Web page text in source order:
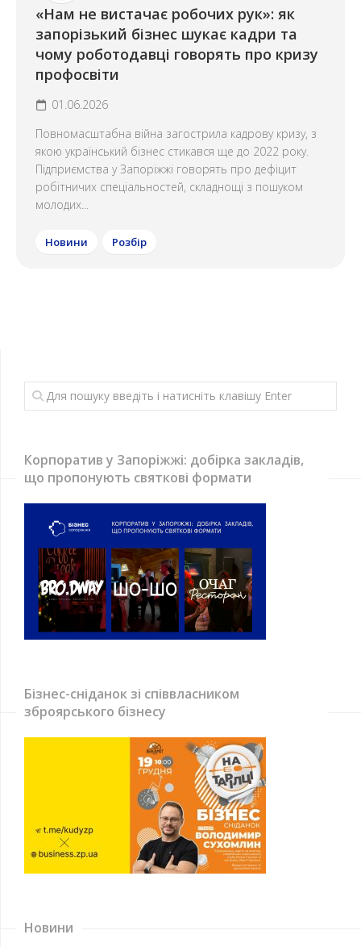
«Нам не вистачає робочих рук»: як
запорізький бізнес шукає кадри та
чому роботодавці говорять про кризу
профосвіти
01.06.2026
Повномасштабна війна загострила кадрову кризу, з
якою український бізнес стикався ще до 2022 року.
Підприємства у Запоріжжі говорять про дефіцит
робітничих спеціальностей, складнощі з пошуком
молодих...
Новини Розбір
Корпоратив у Запоріжжі: добірка закладів,
що пропонують святкові формати
Бізнес-сніданок зі співвласником
зброярського бізнесу
Новини